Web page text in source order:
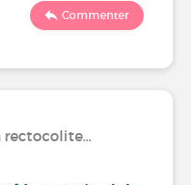
Commenter
rectocolite…